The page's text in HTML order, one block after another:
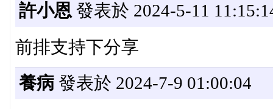
許小恩 發表於 2024-5-11
前排支持下分享
養病發表於 2024-7-9 01:00:04